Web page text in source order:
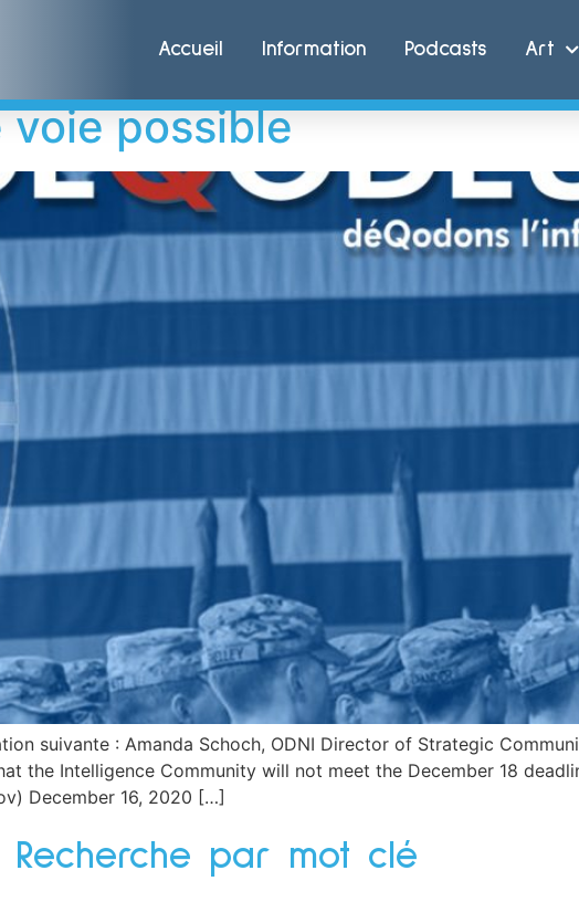
Accueil Information Podcasts Art
voie possible
suivante : Amanda Schoch, ODNI Director of Strategic
the Intelligence Community will not meet the December 18
December 16, 2020 […]
Recherche par mot clé